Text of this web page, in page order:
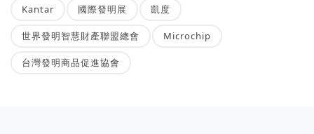
Kantar 國際發明展 凱度
世界發明智慧財產聯盟總會 Microchip
台灣發明商品促進協會